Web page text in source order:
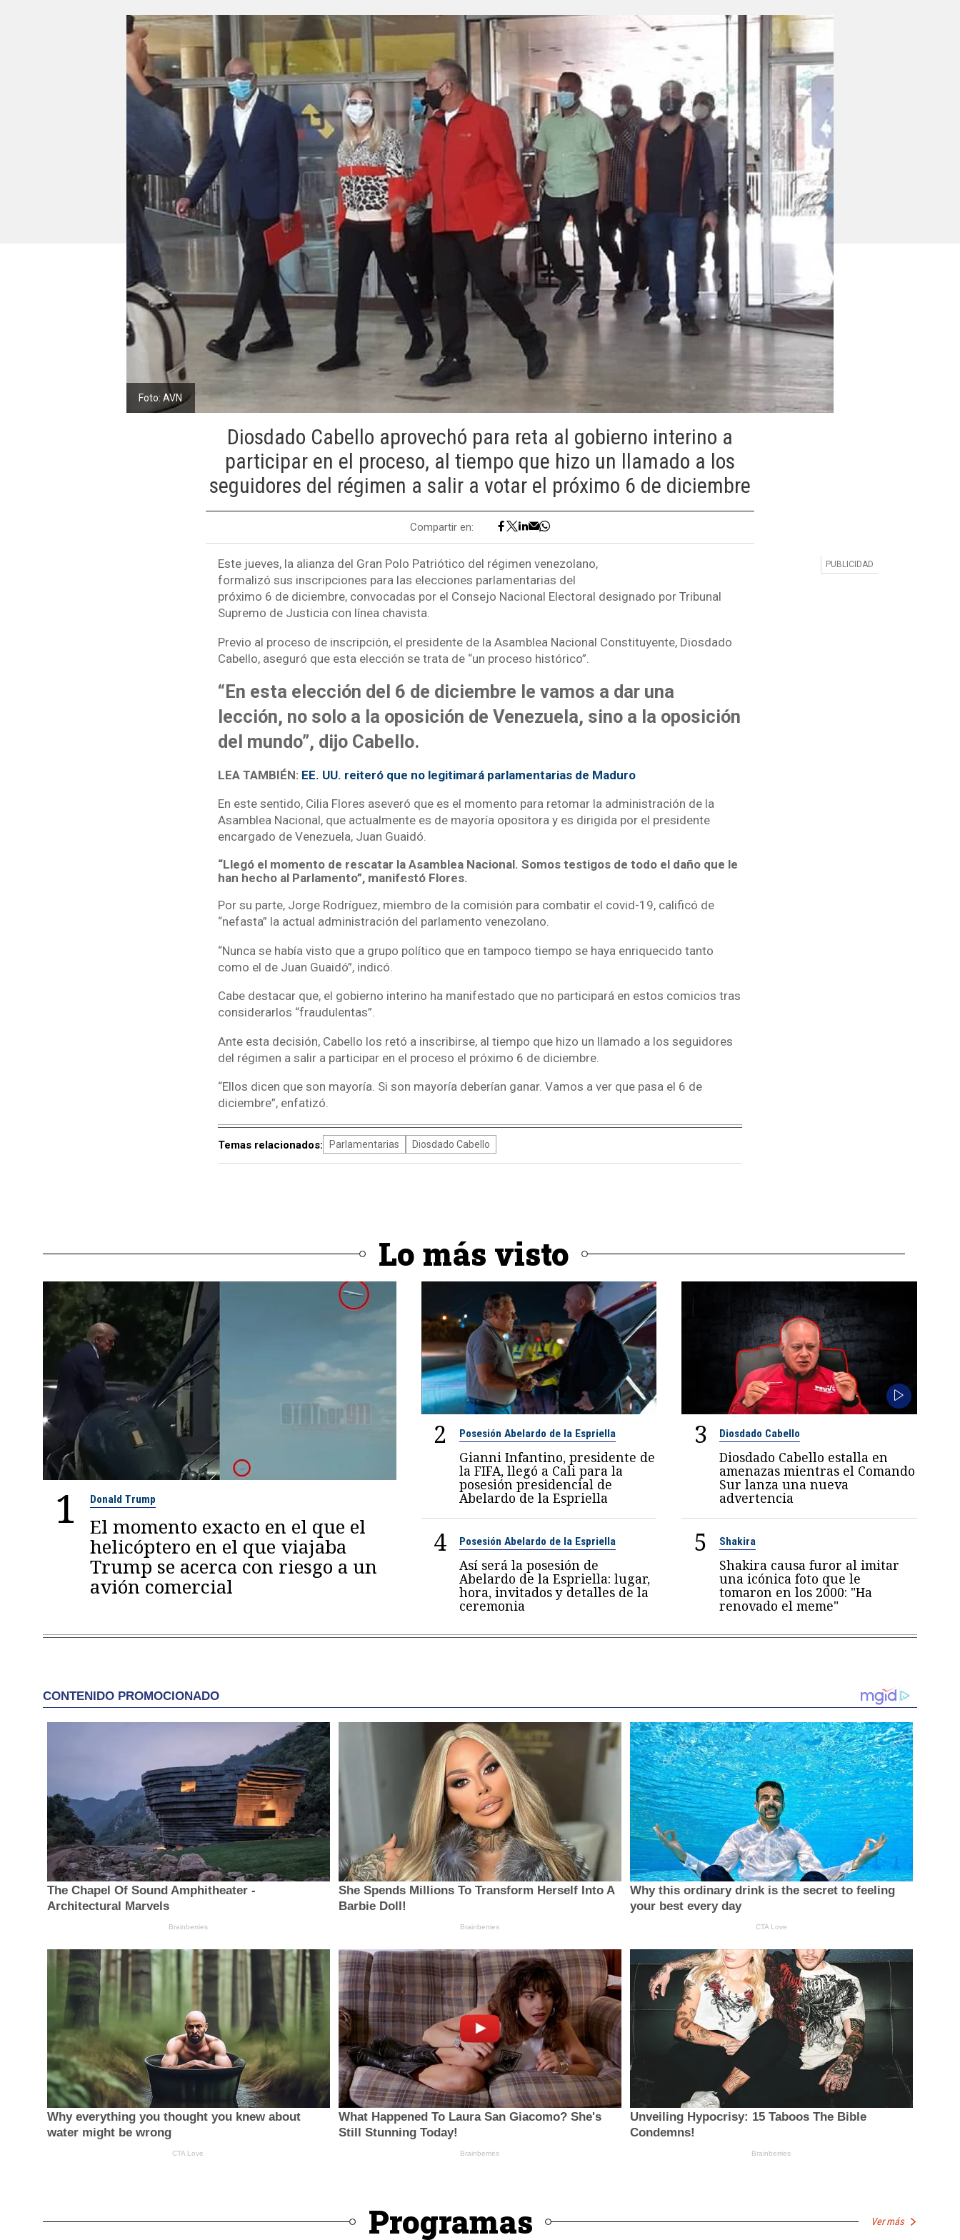
Foto: AVN
Diosdado Cabello aprovechó para reta al gobierno interino a
participar en el proceso, al tiempo que hizo un llamado a los
seguidores del régimen a salir a votar el próximo 6 de diciembre
Compartir en:
Este jueves, la alianza del Gran Polo Patriótico del régimen venezolano,
formalizó sus inscripciones para las elecciones parlamentarias del
próximo 6 de diciembre, convocadas por el Consejo Nacional Electoral designado por Tribunal
Supremo de Justicia con línea chavista.
Previo al proceso de inscripción, el presidente de la Asamblea Nacional Constituyente, Diosdado
Cabello, aseguró que esta elección se trata de “un proceso histórico”.
“En esta elección del 6 de diciembre le vamos a dar una
lección, no solo a la oposición de Venezuela, sino a la oposición
del mundo”, dijo Cabello.
LEA TAMBIÉN: EE. UU. reiteró que no legitimará parlamentarias de Maduro
En este sentido, Cilia Flores aseveró que es el momento para retomar la administración de la
Asamblea Nacional, que actualmente es de mayoría opositora y es dirigida por el presidente
encargado de Venezuela, Juan Guaidó.
“Llegó el momento de rescatar la Asamblea Nacional. Somos testigos de todo el daño que le
han hecho al Parlamento”, manifestó Flores.
Por su parte, Jorge Rodríguez, miembro de la comisión para combatir el covid-19, calificó de
“nefasta” la actual administración del parlamento venezolano.
“Nunca se había visto que a grupo político que en tampoco tiempo se haya enriquecido tanto
como el de Juan Guaidó”, indicó.
Cabe destacar que, el gobierno interino ha manifestado que no participará en estos comicios tras
considerarlos “fraudulentas”.
Ante esta decisión, Cabello los retó a inscribirse, al tiempo que hizo un llamado a los seguidores
del régimen a salir a participar en el proceso el próximo 6 de diciembre.
“Ellos dicen que son mayoría. Si son mayoría deberían ganar. Vamos a ver que pasa el 6 de
diciembre”, enfatizó.
Temas relacionados: Parlamentarias Diosdado Cabello
Lo más visto
1 Donald Trump
El momento exacto en el que el
helicóptero en el que viajaba
Trump se acerca con riesgo a un
avión comercial
2 Posesión Abelardo de la Espriella
Gianni Infantino, presidente de
la FIFA, llegó a Cali para la
posesión presidencial de
Abelardo de la Espriella
3 Diosdado Cabello
Diosdado Cabello estalla en
amenazas mientras el Comando
Sur lanza una nueva
advertencia
4 Posesión Abelardo de la Espriella
Así será la posesión de
Abelardo de la Espriella: lugar,
hora, invitados y detalles de la
ceremonia
5 Shakira
Shakira causa furor al imitar
una icónica foto que le
tomaron en los 2000: "Ha
renovado el meme"
Programas Ver más